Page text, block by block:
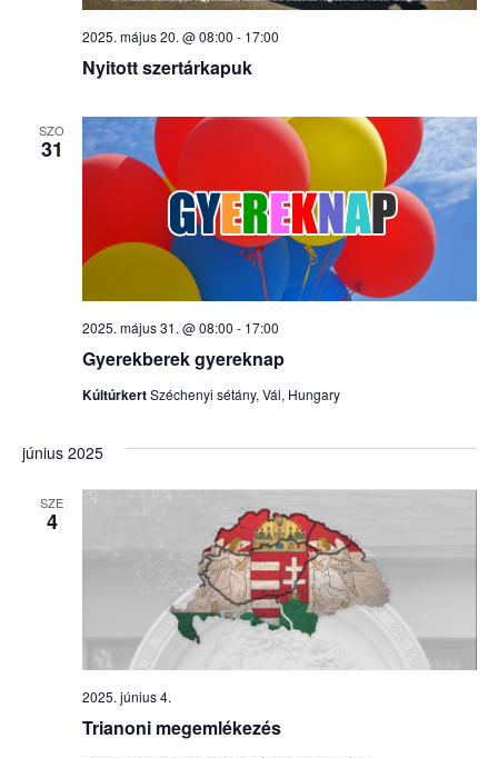
Nyitott szertárkapuk
2025. május 20. @ 08:00 - 17:00
SZO
31
Gyerekberek gyereknap
2025. május 31. @ 08:00 - 17:00
KúltúrkertSzéchenyi sétány, Vál, Hungary
június 2025
SZE
4
Trianoni megemlékezés
2025. június 4.